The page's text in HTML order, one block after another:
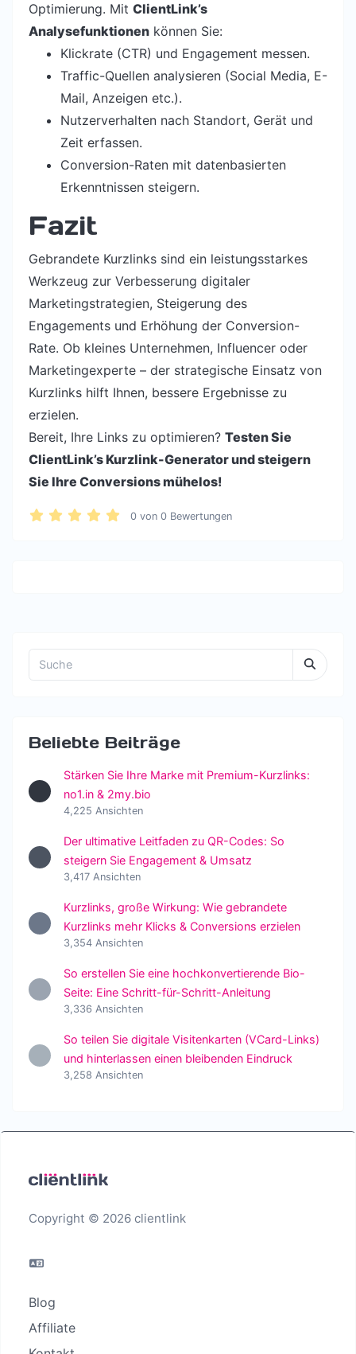
Optimierung. Mit ClientLink’s
Analysefunktionen können Sie:
Klickrate (CTR) und Engagement messen.
Traffic-Quellen analysieren (Social Media, E-
Mail, Anzeigen etc.).
Nutzerverhalten nach Standort, Gerät und
Zeit erfassen.
Conversion-Raten mit datenbasierten
Erkenntnissen steigern.
Fazit
Gebrandete Kurzlinks sind ein leistungsstarkes
Werkzeug zur Verbesserung digitaler
Marketingstrategien, Steigerung des
Engagements und Erhöhung der Conversion-
Rate. Ob kleines Unternehmen, Influencer oder
Marketingexperte – der strategische Einsatz von
Kurzlinks hilft Ihnen, bessere Ergebnisse zu
erzielen.
Bereit, Ihre Links zu optimieren? Testen Sie
ClientLink’s Kurzlink-Generator und steigern
Sie Ihre Conversions mühelos!
0 von 0 Bewertungen
Beliebte Beiträge
Stärken Sie Ihre Marke mit Premium-Kurzlinks:
no1.in & 2my.bio
4,225 Ansichten
Der ultimative Leitfaden zu QR-Codes: So
steigern Sie Engagement & Umsatz
3,417 Ansichten
Kurzlinks, große Wirkung: Wie gebrandete
Kurzlinks mehr Klicks & Conversions erzielen
3,354 Ansichten
So erstellen Sie eine hochkonvertierende Bio-
Seite: Eine Schritt-für-Schritt-Anleitung
3,336 Ansichten
So teilen Sie digitale Visitenkarten (VCard-Links)
und hinterlassen einen bleibenden Eindruck
3,258 Ansichten
Copyright © 2026 clientlink
Blog
Affiliate